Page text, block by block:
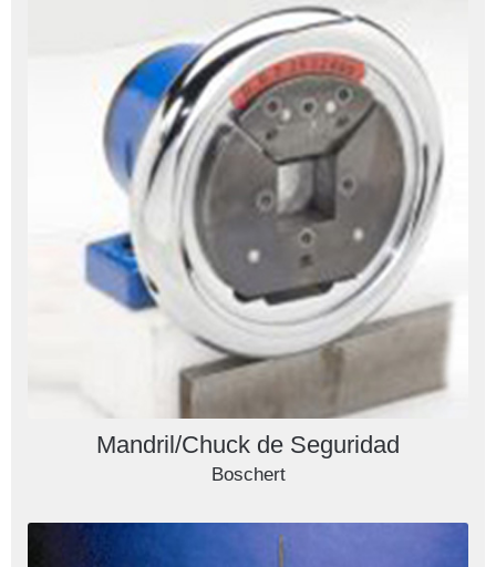
Mandril/Chuck de Seguridad
Boschert